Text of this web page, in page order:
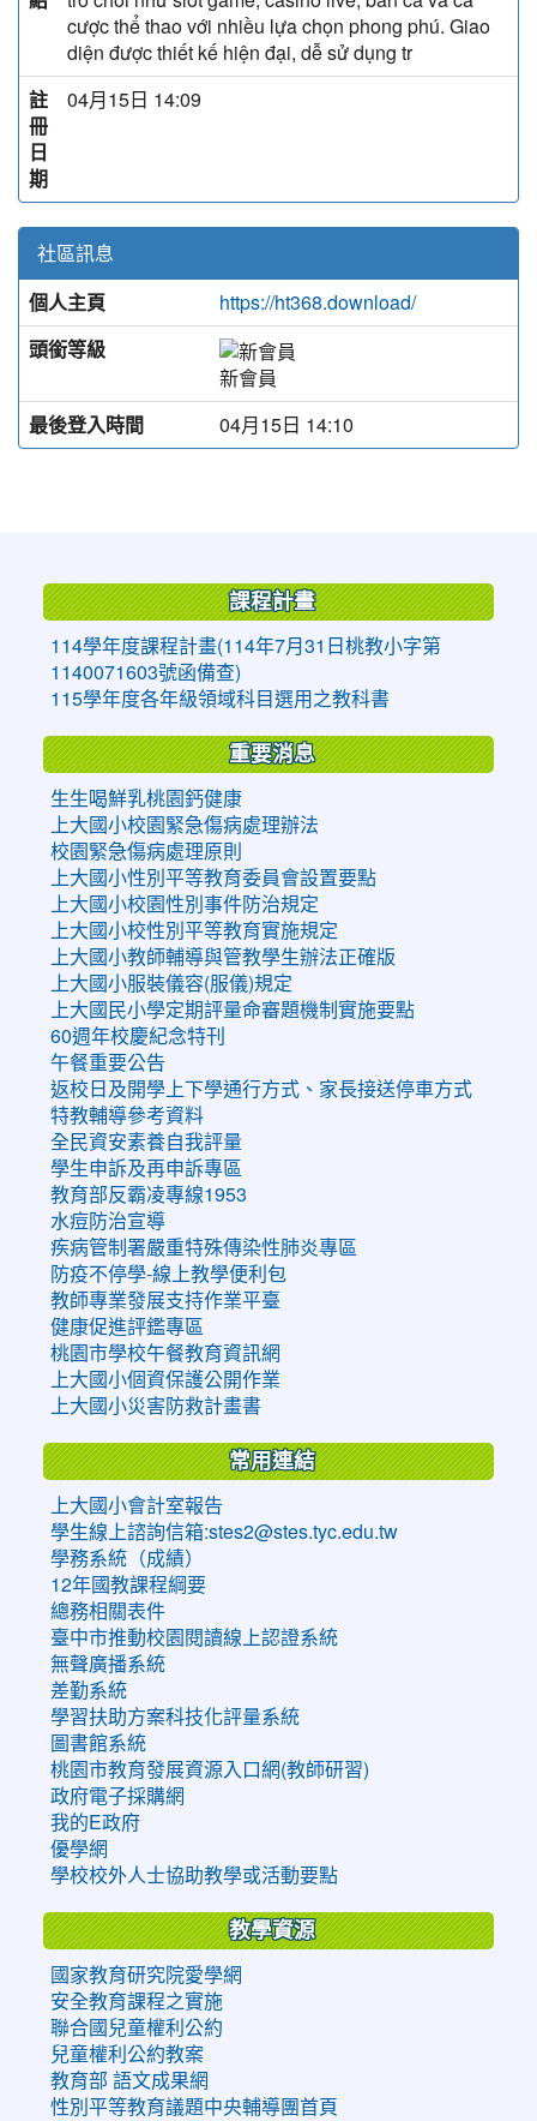
cược thể thao với nhiều lựa chọn phong phú. Giao
diện được thiết kế hiện đại, dễ sử dụng tr
註
冊
日
期
04月15日 14:09
社區訊息
個人主頁
https://ht368.download/
頭銜等級
新會員
最後登入時間
04月15日 14:10
課程計畫
114學年度課程計畫(114年7月31日桃教小字第
1140071603號函備查)
115學年度各年級領域科目選用之教科書
重要消息
生生喝鮮乳桃園鈣健康
上大國小校園緊急傷病處理辦法
校園緊急傷病處理原則
上大國小性別平等教育委員會設置要點
上大國小校園性別事件防治規定
上大國小校性別平等教育實施規定
上大國小教師輔導與管教學生辦法正確版
上大國小服裝儀容(服儀)規定
上大國民小學定期評量命審題機制實施要點
60週年校慶紀念特刊
午餐重要公告
返校日及開學上下學通行方式、家長接送停車方式
特教輔導參考資料
全民資安素養自我評量
學生申訴及再申訴專區
教育部反霸凌專線1953
水痘防治宣導
疾病管制署嚴重特殊傳染性肺炎專區
防疫不停學-線上教學便利包
教師專業發展支持作業平臺
健康促進評鑑專區
桃園市學校午餐教育資訊網
上大國小個資保護公開作業
上大國小災害防救計畫書
常用連結
上大國小會計室報告
學生線上諮詢信箱:stes2@stes.tyc.edu.tw
學務系統（成績）
12年國教課程綱要
總務相關表件
臺中市推動校園閱讀線上認證系統
無聲廣播系統
差勤系統
學習扶助方案科技化評量系統
圖書館系統
桃園市教育發展資源入口網(教師研習)
政府電子採購網
我的E政府
優學網
學校校外人士協助教學或活動要點
教學資源
國家教育研究院愛學網
安全教育課程之實施
聯合國兒童權利公約
兒童權利公約教案
教育部 語文成果網
性別平等教育議題中央輔導團首頁